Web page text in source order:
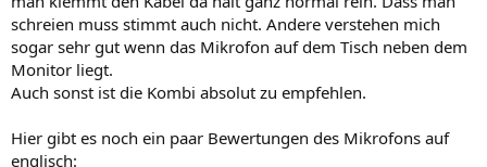
schreien muss stimmt auch nicht. Andere verstehen mich
sogar sehr gut wenn das Mikrofon auf dem Tisch neben dem
Monitor liegt.
Auch sonst ist die Kombi absolut zu empfehlen.
Hier gibt es noch ein paar Bewertungen des Mikrofons auf
englisch: